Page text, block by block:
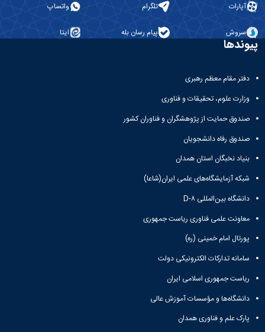
آپارات تلگرام واتساپ
سروش پیام رسان بله ایتا
پیوندها
دفتر مقام معظم رهبری
وزارت علوم، تحقیقات و فناوری
صندوق حمایت از پژوهشگران و فناوران کشور
صندوق رفاه دانشجویان
بنیاد نخبگان استان همدان
شبکه آزمایشگاه‌های علمی ایران(شاعا)
دانشگاه بین‌المللی D-۸
معاونت علمی فناوری ریاست جمهوری
پورتال امام خمینی (ره)
سامانه تدارکات الکترونیکی دولت
ریاست جمهوری اسلامی ایران
دانشگاه‌ها و مؤسسات آموزش عالی
پارک علم و فناوری همدان